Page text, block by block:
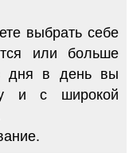
выбрать себе
или больше
дня в день вы
и с широкой